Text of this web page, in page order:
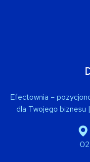
Efectownia –
dla Twojego biznesu